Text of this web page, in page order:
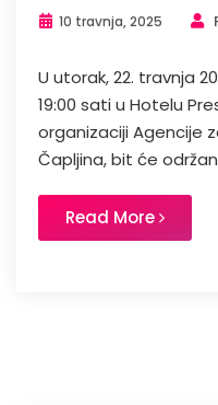
10 travnja, 2025
U utorak, 22. travnja
19:00 sati u Hotelu
organizaciji Agencije
Čapljina, bit će
Read More